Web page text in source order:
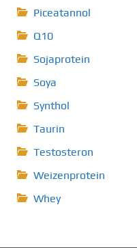
Piceatannol
Q10
Sojaprotein
Soya
Synthol
Taurin
Testosteron
Weizenprotein
Whey